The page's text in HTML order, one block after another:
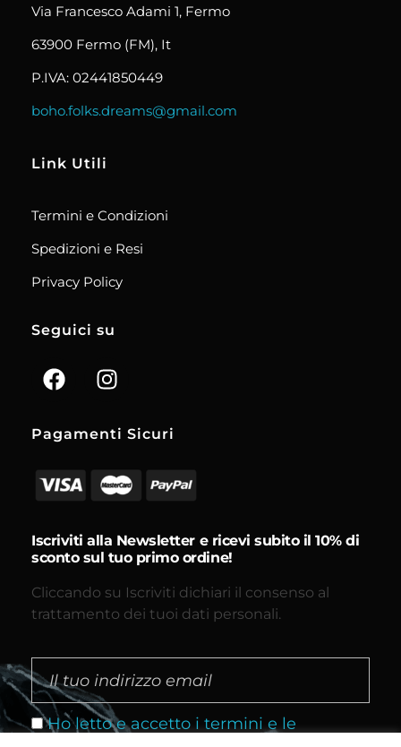
Via Francesco Adami 1, Fermo
63900 Fermo (FM), It
P.IVA: 02441850449
boho.folks.dreams@gmail.com
Link Utili
Termini e Condizioni
Spedizioni e Resi
Privacy Policy
Seguici su
Pagamenti Sicuri
Iscriviti alla Newsletter e ricevi subito il 10% di
sconto sul tuo primo ordine!
Cliccando su Iscriviti dichiari il consenso al
trattamento dei tuoi dati personali.
Ho letto e accetto i termini e le